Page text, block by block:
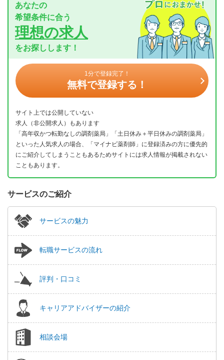
あなたの
希望条件に合う
理想の求人
をお探しします！
1分で登録完了！
無料で登録する！
サイト上では公開していない
求人（非公開求人）もあります
「高年収かつ転勤なしの調剤薬局」「土日休み＋平日休みの調剤薬局」
といった人気求人の場合、「マイナビ薬剤師」に登録済みの方に優先的
にご紹介してしまうこともあるためサイトには求人情報が掲載されない
こともあります。
サービスのご紹介
サービスの魅力
転職サービスの流れ
評判・口コミ
キャリアアドバイザーの紹介
相談会場